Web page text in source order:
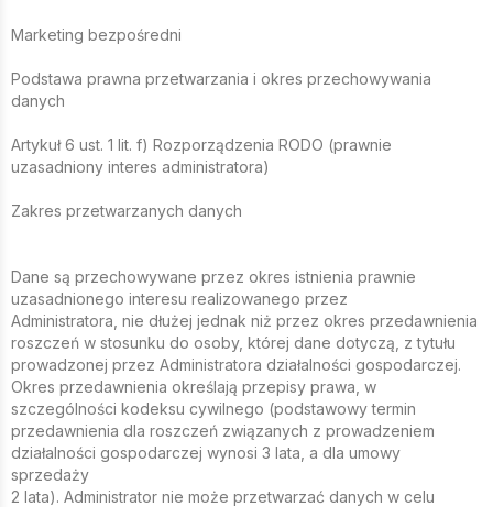
Marketing bezpośredni
Podstawa prawna przetwarzania i okres przechowywania
danych
Artykuł 6 ust. 1 lit. f) Rozporządzenia RODO (prawnie
uzasadniony interes administratora)
Zakres przetwarzanych danych
Dane są przechowywane przez okres istnienia prawnie
uzasadnionego interesu realizowanego przez
Administratora, nie dłużej jednak niż przez okres przedawnienia
roszczeń w stosunku do osoby, której dane dotyczą, z tytułu
prowadzonej przez Administratora działalności gospodarczej.
Okres przedawnienia określają przepisy prawa, w
szczególności kodeksu cywilnego (podstawowy termin
przedawnienia dla roszczeń związanych z prowadzeniem
działalności gospodarczej wynosi 3 lata, a dla umowy
sprzedaży
2 lata). Administrator nie może przetwarzać danych w celu